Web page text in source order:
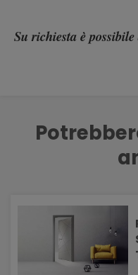
Su richiesta è